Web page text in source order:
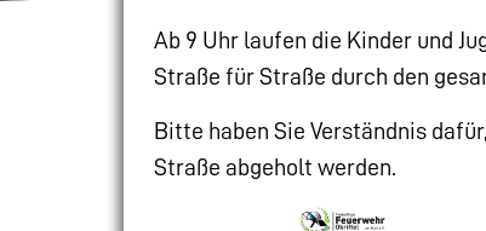
Ab 9 Uhr laufen die Kinder und
Straße für Straße durch den
Bitte haben Sie Verständnis
Straße abgeholt werden.